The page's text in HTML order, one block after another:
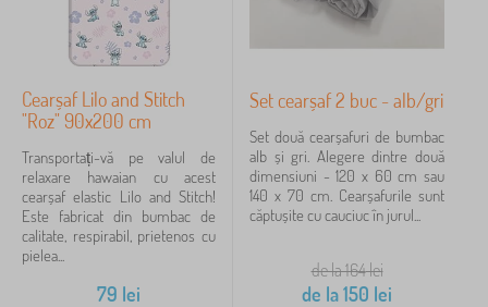
Cearșaf Lilo and Stitch
"Roz" 90x200 cm
Transportați-vă pe valul de
relaxare hawaian cu acest
cearșaf elastic Lilo and Stitch!
Este fabricat din bumbac de
calitate, respirabil, prietenos cu
pielea...
79 lei
Set cearșaf 2 buc - alb/gri
Set două cearșafuri de bumbac
alb și gri. Alegere dintre două
dimensiuni - 120 x 60 cm sau
140 x 70 cm. Cearșafurile sunt
căptușite cu cauciuc în jurul...
de la 164lei
de la150 lei